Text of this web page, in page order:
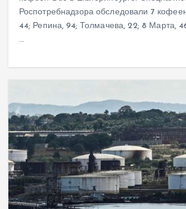
Роспотребнадзора обследовали 7
44; Репина, 94; Толмачева, 22; 8 Марта,
…